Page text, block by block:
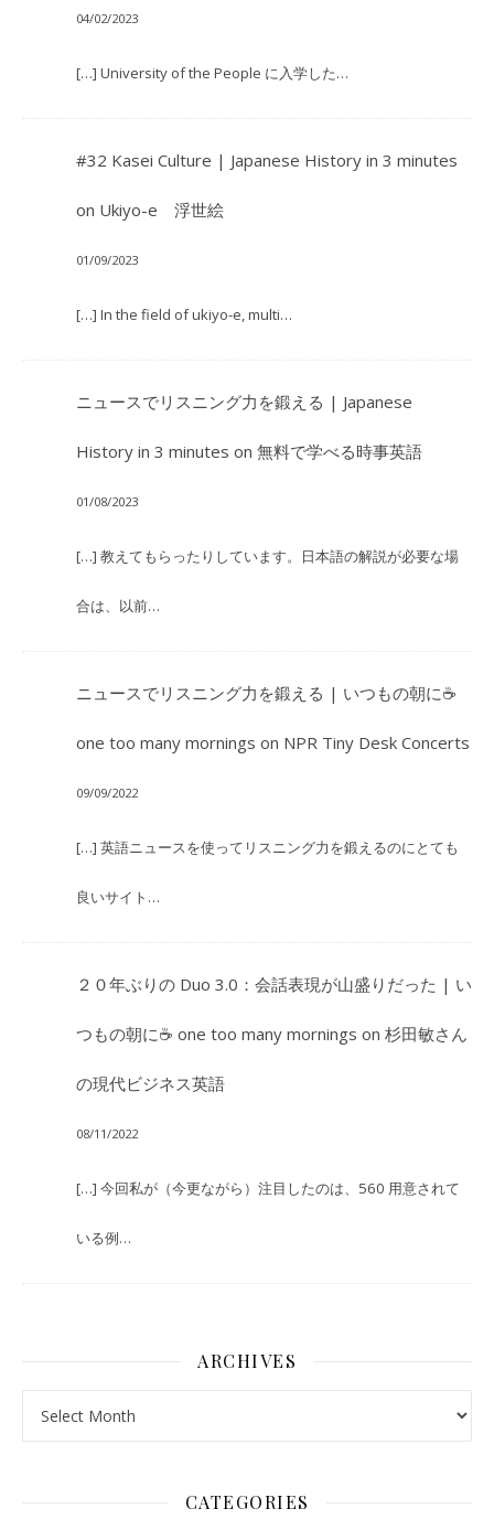
04/02/2023
[…] University of the People に入学した…
#32 Kasei Culture | Japanese History in 3 minutes
on Ukiyo-e 浮世絵
01/09/2023
[…] In the field of ukiyo-e, multi…
ニュースでリスニング力を鍛える | Japanese
History in 3 minutes on 無料で学べる時事英語
01/08/2023
[…] 教えてもらったりしています。日本語の解説が必要な場
合は、以前…
ニュースでリスニング力を鍛える | いつもの朝に☕
one too many mornings on NPR Tiny Desk Concerts
09/09/2022
[…] 英語ニュースを使ってリスニング力を鍛えるのにとても
良いサイト…
２０年ぶりの Duo 3.0：会話表現が山盛りだった | い
つもの朝に☕ one too many mornings on 杉田敏さん
の現代ビジネス英語
08/11/2022
[…] 今回私が（今更ながら）注目したのは、560 用意されて
いる例…
ARCHIVES
CATEGORIES